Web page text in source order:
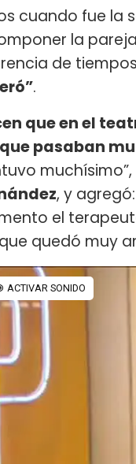
cuando fue la
la
de
.
que en el
pasaban
, y
el
quedó muy